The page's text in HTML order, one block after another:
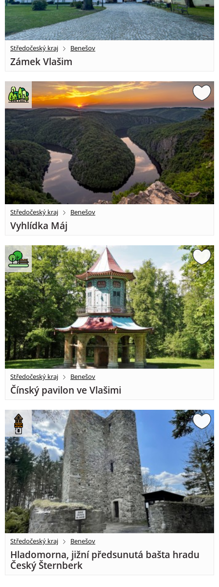
Středočeský kraj Benešov
Zámek Vlašim
Středočeský kraj Benešov
Vyhlídka Máj
Středočeský kraj Benešov
Čínský pavilon ve Vlašimi
Středočeský kraj Benešov
Hladomorna, jižní předsunutá bašta hradu
Český Šternberk